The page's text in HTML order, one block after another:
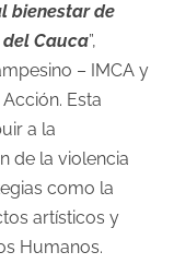
bienestar de
del Cauca”,
– IMCA y
Esta
a la
de la violencia
como la
artísticos y
Humanos.